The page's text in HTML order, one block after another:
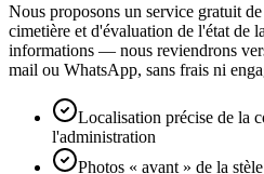
Nous proposons un service gratuit
cimetière et d'évaluation de l'état de
informations — nous reviendrons
mail ou WhatsApp, sans frais ni
Localisation précise de la
l'administration
Photos « avant » de la